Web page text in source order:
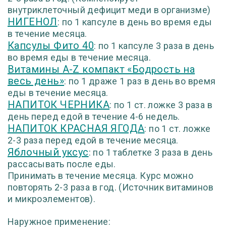
внутриклеточный дефицит меди в организме)
НИГЕНОЛ: по 1 капсуле в день во время еды
в течение месяца.
Капсулы Фито 40: по 1 капсуле 3 раза в день
во время еды в течение месяца.
Витамины A-Z компакт «Бодрость на
весь день»: по 1 драже 1 раз в день во время
еды в течение месяца.
НАПИТОК ЧЕРНИКА: по 1 ст. ложке 3 раза в
день перед едой в течение 4-6 недель.
НАПИТОК КРАСНАЯ ЯГОДА: по 1 ст. ложке
2-3 раза перед едой в течение месяца.
Яблочный уксус: по 1 таблетке 3 раза в день
рассасывать после еды.
Принимать в течение месяца. Курс можно
повторять 2-3 раза в год. (Источник витаминов
и микроэлементов).
Наружное применение: